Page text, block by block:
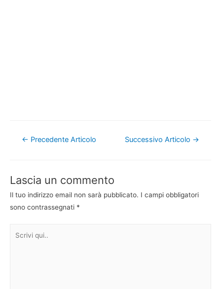
Navigazione
← Precedente Articolo Successivo Articolo →
Lascia un commento
Il tuo indirizzo email non sarà pubblicato. I campi obbligatori
sono contrassegnati *